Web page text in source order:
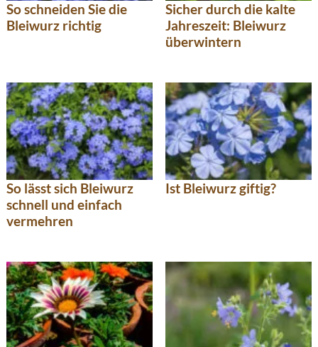
So schneiden Sie die
Bleiwurz richtig
Sicher durch die kalte
Jahreszeit: Bleiwurz
überwintern
So lässt sich Bleiwurz
schnell und einfach
vermehren
Ist Bleiwurz giftig?